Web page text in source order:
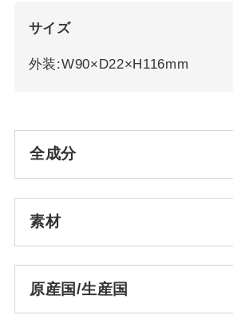
サイズ
外装:W90×D22×H116mm
全成分
素材
原産国/生産国